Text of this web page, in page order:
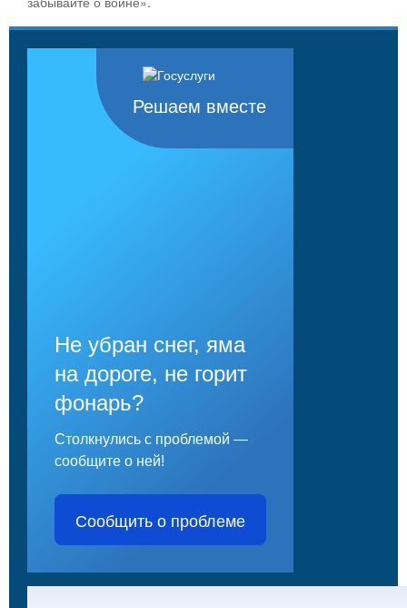
Решаем вместе
Не убран снег, яма
на дороге, не горит
фонарь?
Столкнулись с проблемой —
сообщите о ней!
Сообщить о проблеме